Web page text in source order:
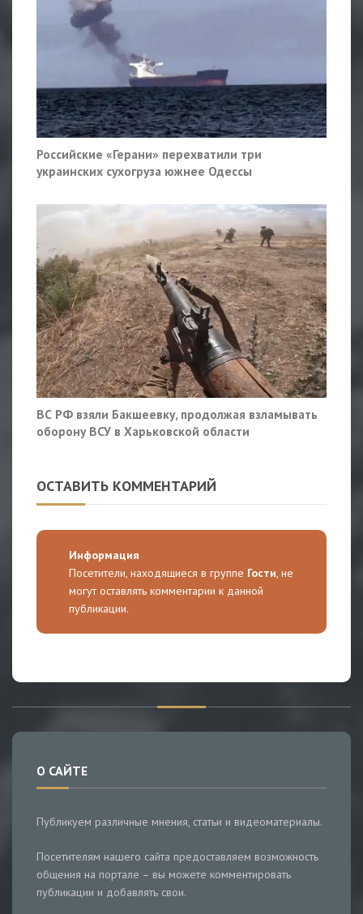
Российские «Герани» перехватили три
украинских сухогруза южнее Одессы
ВС РФ взяли Бакшеевку, продолжая взламывать
оборону ВСУ в Харьковской области
ОСТАВИТЬ КОММЕНТАРИЙ
Информация
Посетители, находящиеся в группе Гости , не
могут оставлять комментарии к данной
публикации.
О САЙТЕ
Публикуем различные мнения, статьи и видеоматериалы.
Посетителям нашего сайта предоставляем возможность
общения на портале – вы можете комментировать
публикации и добавлять свои.